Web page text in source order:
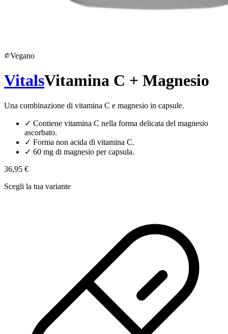
Vegano
VitalsVitamina C + Magnesio
Una combinazione di vitamina C e magnesio in capsule.
✓ Contiene vitamina C nella forma delicata del magnesio
ascorbato.
✓ Forma non acida di vitamina C.
✓ 60 mg di magnesio per capsula.
36,95 €
Scegli la tua variante